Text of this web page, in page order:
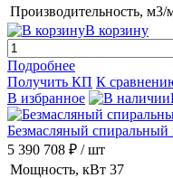
Производительность, м3/
В корзину
Подробнее
Получить КП К
В избранное
Безмасляный
5 390 708 ₽ / шт
Мощность, кВт 37